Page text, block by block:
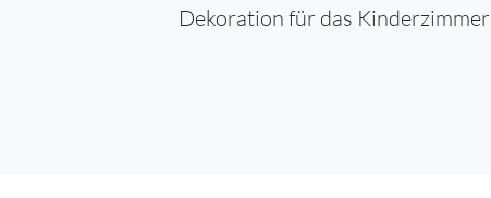
Dekoration für das Kinderzimmer